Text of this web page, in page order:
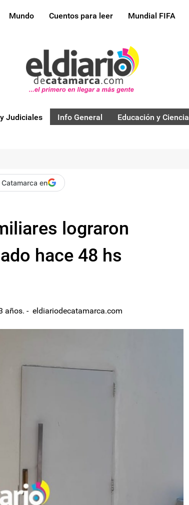
Mundo Cuentos para leer Mundial FIFA
Judiciales Info General Educación y Ciencia
en
lograron
hace 48 hs
años. - eldiariodecatamarca.com